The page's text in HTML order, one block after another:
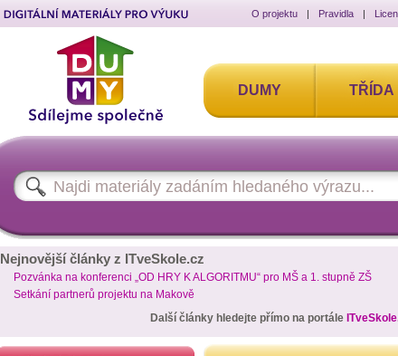
O projektu | Pravidla |
DUMY TŘÍDA
Nejnovější články z ITveSkole.cz
Pozvánka na konferenci „OD HRY K ALGORITMU“ pro MŠ a 1. stupně ZŠ
Setkání partnerů projektu na Makově
Další články hledejte přímo na portále